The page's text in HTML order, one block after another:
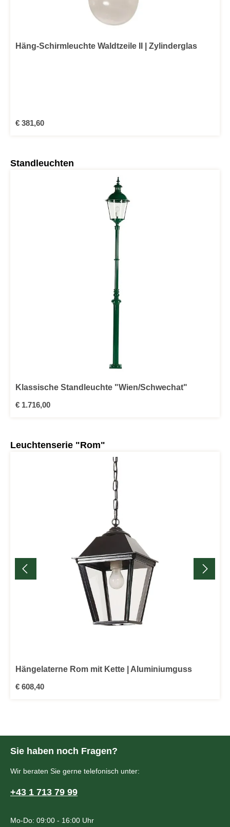
Häng-Schirmleuchte Waldtzeile II | Zylinderglas
Regulärer Preis:
€ 381,60
Produktgalerie überspringen
Standleuchten
Klassische Standleuchte "Wien/Schwechat"
Regulärer Preis:
€ 1.716,00
Produktgalerie überspringen
Leuchtenserie "Rom"
Hängelaterne Rom mit Kette | Aluminiumguss
Regulärer Preis:
€ 608,40
Sie haben noch Fragen?
Wir beraten Sie gerne telefonisch unter:
+43 1 713 79 99
Mo-Do: 09:00 - 16:00 Uhr